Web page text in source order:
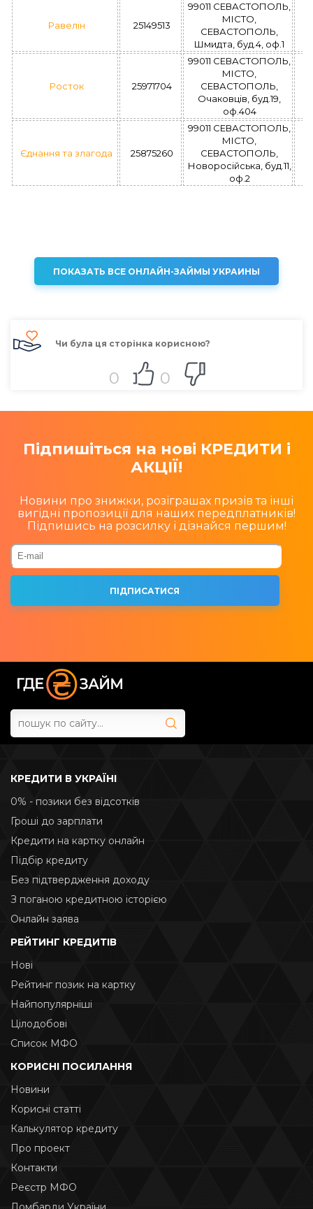
Равелін 25149513
99011 СЕВАСТОПОЛЬ,
МІСТО,
СЕВАСТОПОЛЬ,
Шмидта, буд.4, оф.1
Росток 25971704
99011 СЕВАСТОПОЛЬ,
МІСТО,
СЕВАСТОПОЛЬ,
Очаковцiв, буд.19,
оф.404
Єднання та злагода 25875260
99011 СЕВАСТОПОЛЬ,
МІСТО,
СЕВАСТОПОЛЬ,
Новоросійська, буд.11,
оф.2
ПОКАЗАТЬ ВСЕ ОНЛАЙН-ЗАЙМЫ УКРАИНЫ
Чи була ця сторінка корисною?
0 0
Підпишіться на нові КРЕДИТИ і
АКЦІЇ!
Новини про знижки, розіграшах призів та інші
вигідні пропозиції для наших передплатників!
Підпишись на розсилку і дізнайся першим!
КРЕДИТИ В УКРАЇНІ
0% - позики без відсотків
Гроші до зарплати
Кредити на картку онлайн
Підбір кредиту
Без підтвердження доходу
З поганою кредитною історією
Онлайн заява
РЕЙТИНГ КРЕДИТІВ
Нові
Рейтинг позик на картку
Найпопулярніші
Цілодобові
Список МФО
КОРИСНІ ПОСИЛАННЯ
Новини
Корисні статті
Калькулятор кредиту
Про проект
Контакти
Реєстр МФО